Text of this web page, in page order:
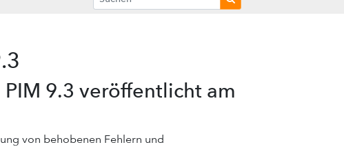
9.3 veröffentlicht am
von behobenen Fehlern und